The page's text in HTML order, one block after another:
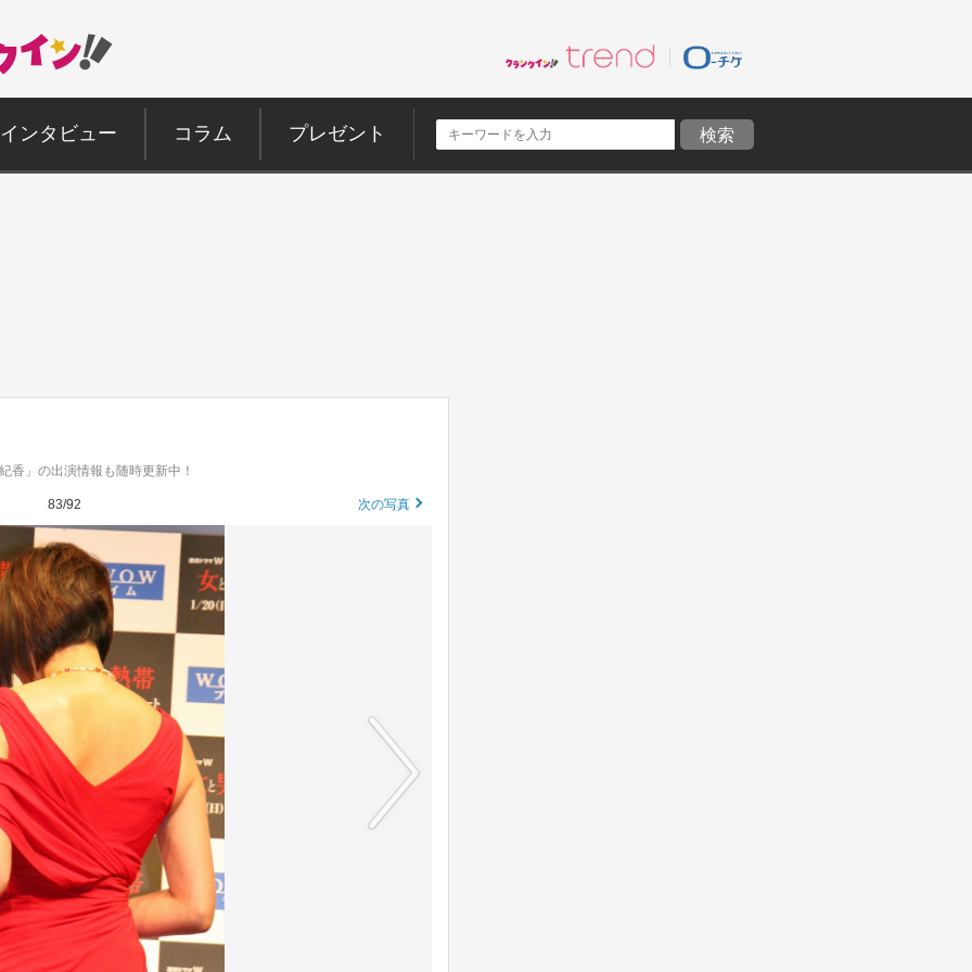
インタビュー コラム プレゼント
香」の出演情報も随時更新中！
83/92 次の写真